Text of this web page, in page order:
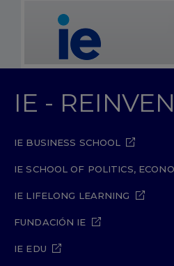
IE -
IE BUSINESS SCHOOL
IE SCHOOL OF POLITICS,
IE LIFELONG LEARNING
FUNDACIÓN IE
IE EDU